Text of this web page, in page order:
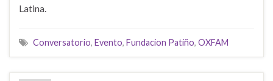
Latina.
Conversatorio, Evento, Fundacion Patiño, OXFAM